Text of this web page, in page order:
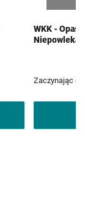
WKK -
Zaczynając od